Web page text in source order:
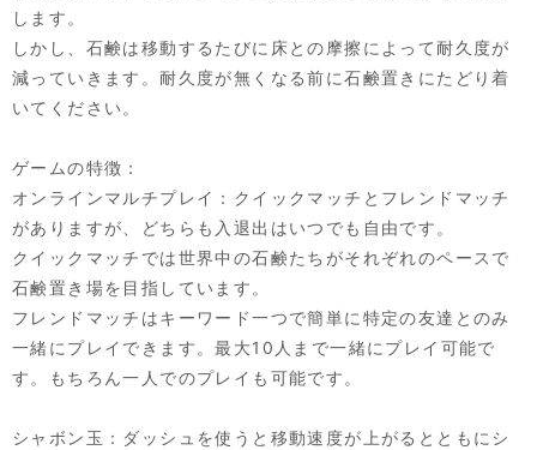
します。
しかし、石鹸は移動するたびに床との摩擦によって耐久度が
減っていきます。耐久度が無くなる前に石鹸置きにたどり着
いてください。
ゲームの特徴：
オンラインマルチプレイ：クイックマッチとフレンドマッチ
がありますが、どちらも入退出はいつでも自由です。
クイックマッチでは世界中の石鹸たちがそれぞれのペースで
石鹸置き場を目指しています。
フレンドマッチはキーワード一つで簡単に特定の友達とのみ
一緒にプレイできます。最大10人まで一緒にプレイ可能で
す。もちろん一人でのプレイも可能です。
シャボン玉：ダッシュを使うと移動速度が上がるとともにシ